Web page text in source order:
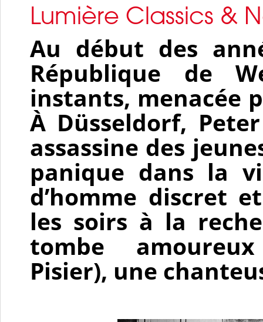
Lumière Classics &
Au début des
République de
instants, menacée
À Düsseldorf,
assassine des
panique dans la
d’homme discret
les soirs à la
tombe
Pisier), une